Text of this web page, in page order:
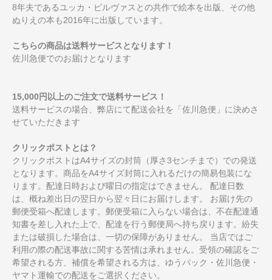
8年夫であるユッカ・ピルヴァスとの共作で絵本を出版、その他
ぬりえの本も2016年に出版しています。
こちらの商品は送料サービスとなります！
佐川急便でのお届けとなります
15,000円以上のご注文で送料サービス！
送料サービスの場合、弊店にて配送会社を「佐川急便」に決めさ
せていただきます
クリックポストとは？
クリックポストはA4サイズの封筒（厚さ3センチまで）での発送
となります。商品をA4サイズ封筒に入れるだけの簡易包装にな
ります。配達日時および曜日の指定はできません。 配達日数
は、概ね差出日の翌日から翌々日にお届けします。 お届け先の
郵便受箱へ配達します。郵便受箱に入らない場合は、不在配達通
知書を差し入れた上で、配達を行う郵便局へ持ち戻ります。紛失
または破損した場合は、一切の保障がありません。 当店ではご
利用の際の配送事故に関する苦情は承れません。受領の確認をご
希望される方、補償を希望される方は、ゆうパック・佐川急便・
ヤマト運輸での配送をご選択ください。